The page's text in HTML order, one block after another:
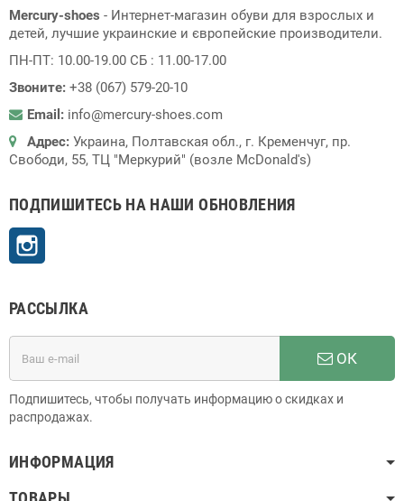
Mercury-shoes - Интернет-магазин обуви для взрослых и
детей, лучшие украинские и європейские производители.
ПН-ПТ: 10.00-19.00 СБ : 11.00-17.00
Звоните: +38 (067) 579-20-10
Email: info@mercury-shoes.com
Адрес: Украина, Полтавская обл., г. Кременчуг, пр.
Свободи, 55, ТЦ "Меркурий" (возле McDonald's)
ПОДПИШИТЕСЬ НА НАШИ ОБНОВЛЕНИЯ
РАССЫЛКА
ОК
Подпишитесь, чтобы получать информацию о скидках и
распродажах.
ИНФОРМАЦИЯ